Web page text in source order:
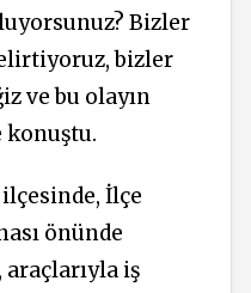
Bizler
bizler
ve bu olayın
konuştu.
ilçesinde, İlçe
önünde
iş